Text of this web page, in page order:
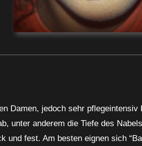
Damen, jedoch sehr
unter anderem die Tiefe des
und fest. Am besten eignen sich